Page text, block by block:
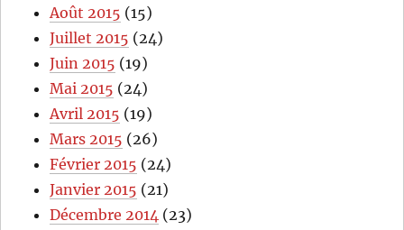
Août 2015 (15)
Juillet 2015 (24)
Juin 2015 (19)
Mai 2015 (24)
Avril 2015 (19)
Mars 2015 (26)
Février 2015 (24)
Janvier 2015 (21)
Décembre 2014 (23)